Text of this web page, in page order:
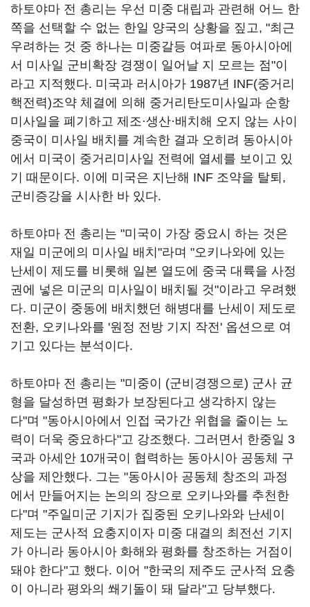
하토야마 전 총리는 우선 미중 대립과 관련해 어느 한
쪽을 선택할 수 없는 한일 양국의 상황을 짚고, "최근
우려하는 것 중 하나는 미중갈등 여파로 동아시아에
서 미사일 군비확장 경쟁이 일어날 지 모르는 점"이
라고 지적했다. 미국과 러시아가 1987년 INF(중거리
핵전력)조약 체결에 의해 중거리탄도미사일과 순항
미사일을 폐기하고 제조·생산·배치해 오지 않는 사이
중국이 미사일 배치를 계속한 결과 오히려 동아시아
에서 미국이 중거리미사일 전력에 열세를 보이고 있
기 때문이다. 이에 미국은 지난해 INF 조약을 탈퇴,
군비증강을 시사한 바 있다.
하토야마 전 총리는 "미국이 가장 중요시 하는 것은
재일 미군에의 미사일 배치"라며 "오키나와에 있는
난세이 제도를 비롯해 일본 열도에 중국 대륙을 사정
권에 넣은 미군의 미사일이 배치될 것"이라고 우려했
다. 미군이 중동에 배치했던 해병대를 난세이 제도로
전환, 오키나와를 '원정 전방 기지 작전' 옵션으로 여
기고 있다는 분석이다.
하토야마 전 총리는 "미중이 (군비경쟁으로) 군사 균
형을 달성하면 평화가 보장된다고 생각하지 않는
다"며 "동아시아에서 인접 국가간 위협을 줄이는 노
력이 더욱 중요하다"고 강조했다. 그러면서 한중일 3
국과 아세안 10개국이 협력하는 동아시아 공동체 구
상을 제안했다. 그는 "동아시아 공동체 창조의 과정
에서 만들어지는 논의의 장으로 오키나와를 추천한
다"며 "주일미군 기지가 집중된 오키나와와 난세이
제도는 군사적 요충지이자 미중 대결의 최전선 기지
가 아니라 동아시아 화해와 평화를 창조하는 거점이
돼야 한다"고 했다. 이어 "한국의 제주도 군사적 요충
이 아니라 평와의 쐐기돌이 돼 달라"고 당부했다.